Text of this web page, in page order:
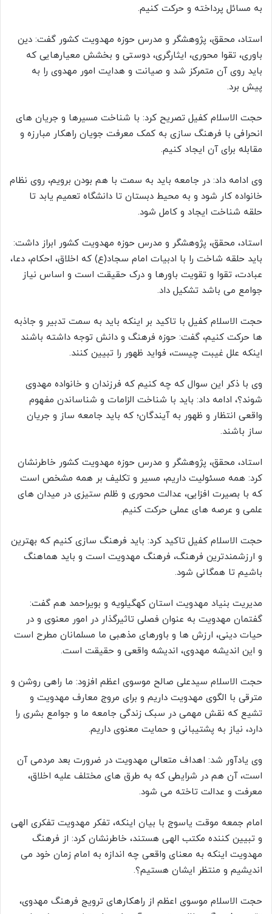
به مسائل پرداخته و حرکت کنیم.
استاد، محقق، پژوهشگر و مدرس حوزه مهدویت کشور گفت: دین
باوری، تقوا محوری، ایثارگری، دوستی و بخشش معیارهایی که
باید روی آن متمرکز شد و صیانت و هدایت امور مهدوی را به
پیش برد.
حجت الاسلام کفیل تصریح کرد: با شناخت مسیرها و جریان های
انحرافی با فرهنگ سازی به کمک معرفت جویان راهکار مبارزه و
مقابله برای آن ایجاد کنیم.
وی ادامه داد: در جامعه باید به سمت با هم بودن برویم، روی نظام
خانواده کار شود و به محیط دبستان تا دانشگاه تعمیم یابد تا
حلقه شناخت ایجاد و کامل شود.
استاد، محقق، پژوهشگر و مدرس حوزه مهدویت کشور ابراز داشت:
باید حلقه شاخت را با ادبیات امام سجاد(ع) که اخلاق، احکام، دعا،
عبادت، تقوا و تقویت باورها و درک حقیقت است و اساس نیاز
جوامع می باشد تشکیل داد.
حجت الاسلام کفیل با تاکید بر اینکه باید به سمت تدبیر و جاذبه
ها حرکت کنیم، گفت: حوزه فرهنگ و دانش توجه داشته باشند
اینکه علل غیبت چیست، فواید ظهور را تبیین کنند.
وی با ذکر این سوال که چه کنیم که فرزندان و خانواده مهدوی
شوند؟، ادامه داد: باید با شناخت الزامات و شناساندن مفهوم
واقعی انتظار و ظهور به آیندگان؛ که باید جامعه ساز و جریان
ساز باشند.
استاد، محقق، پژوهشگر و مدرس حوزه مهدویت کشور خاطرنشان
کرد: همه مسئولیت داریم، مسیر و تکلیف بر همه مشخص است
که با بصیرت افزایی، عدالت محوری و ظلم ستیزی در میدان های
علمی و عرصه های عملی حرکت کنیم.
حجت الاسلام کفیل تاکید کرد: باید فرهنگ سازی کنیم که بهترین
و ارزشمندترین فرهنگ، فرهنگ مهدویت است و باید هماهنگ
باشیم تا همگانی شود.
مدیریت بنیاد مهدویت استان کهگیلویه و بویراحمد هم گفت:
گفتمان مهدویت به عنوان فصلی تاثیرگذار در امور معنوی و در
حیات دینی، ارزش ها و باورهای مذهبی ما مسلمانان مطرح است
و این اندیشه مهدوی، اندیشه واقعی و حقیقت است.
حجت الاسلام سیدعلی صالح موسوی اعظم افزود: ما راهی روشن و
مترقی با الگوی مهدویت داریم و برای مروج معارف مهدویت و
تشیع که نقش مهمی در سبک زندگی جامعه ما و جوامع بشری را
دارد، نیاز به پشتیبانی و حمایت معنوی داریم.
وی یادآور شد: اهداف متعالی مهدویت در ضرورت بعد مردمی آن
است، آن هم در شرایطی که به طرق های مختلف علیه اخلاق،
معرفت و عدالت تاخته می شود.
امام جمعه موقت یاسوج با بیان اینکه، تفکر مهدویت تفکری الهی
و تبیین کننده مکتب الهی هستند، خاطرنشان کرد: از فرهنگ
مهدویت اینکه به معنای واقعی چه اندازه به امام زمان خود می
اندیشیم و منتظر ایشان هستیم؟.
حجت الاسلام موسوی اعظم از راهکارهای ترویج فرهنگ مهدوی،